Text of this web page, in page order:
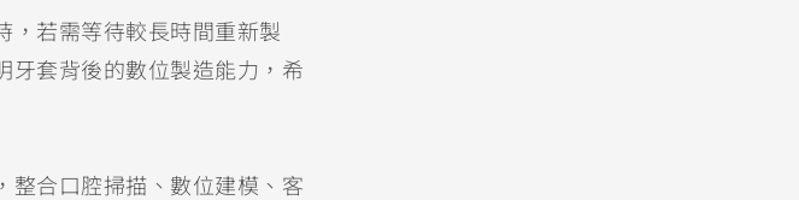
，若需等待較長時間重新製
牙套背後的數位製造能力，希
整合口腔掃描、數位建模、客